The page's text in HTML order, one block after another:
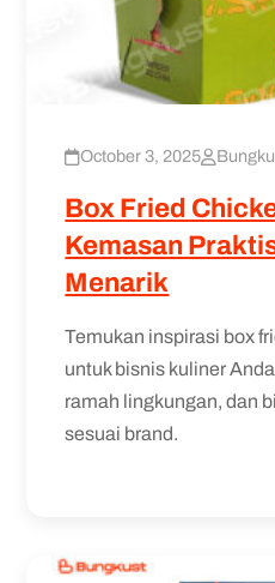
October 3, 2025
Box Fried
Kemasan
Menarik
Temukan inspirasi box
untuk bisnis kuliner
ramah lingkungan, dan
sesuai brand.